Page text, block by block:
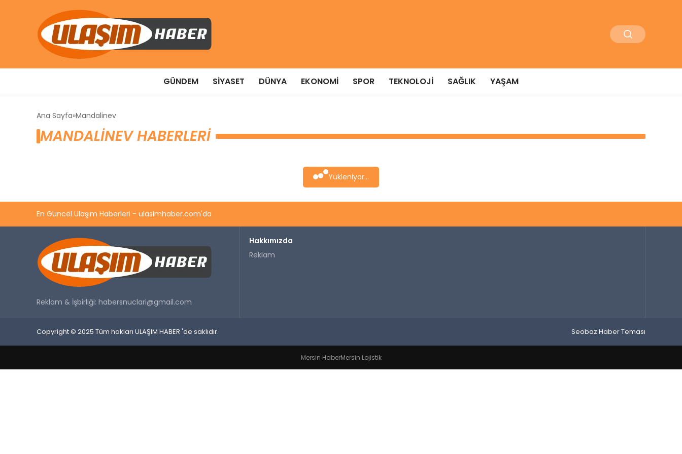
GÜNDEM SIYASET DÜNYA EKONOMI SPOR TEKNOLOJI SAĞLIK YAŞAM
Ana Sayfa Mandalinev
MANDALINEV HABERLERI
Yükleniyor...
En Güncel Ulaşım Haberleri - ulasimhaber.com'da
Reklam & İşbirliği: habersnuclari@gmail.com
Hakkımızda
Reklam
Copyright © 2025 Tüm hakları ULAŞIM HABER 'de saklıdır. Seobaz Haber Teması
Mersin HaberMersin Lojistik